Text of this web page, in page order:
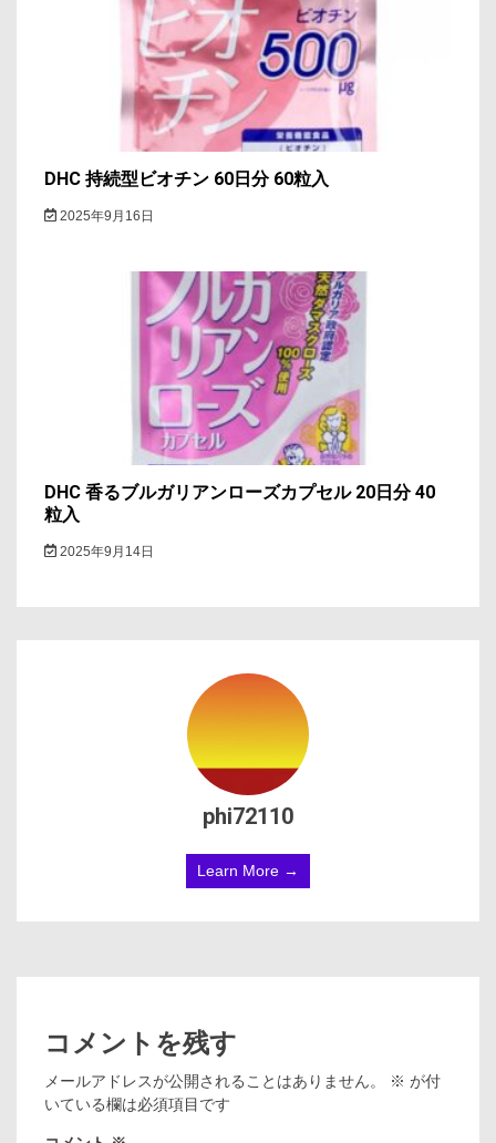
DHC 持続型ビオチン 60日分 60粒入
2025年9月16日
DHC 香るブルガリアンローズカプセル 20日分 40
粒入
2025年9月14日
phi72110
Learn More →
コメントを残す
メールアドレスが公開されることはありません。 ※ が付
いている欄は必須項目です